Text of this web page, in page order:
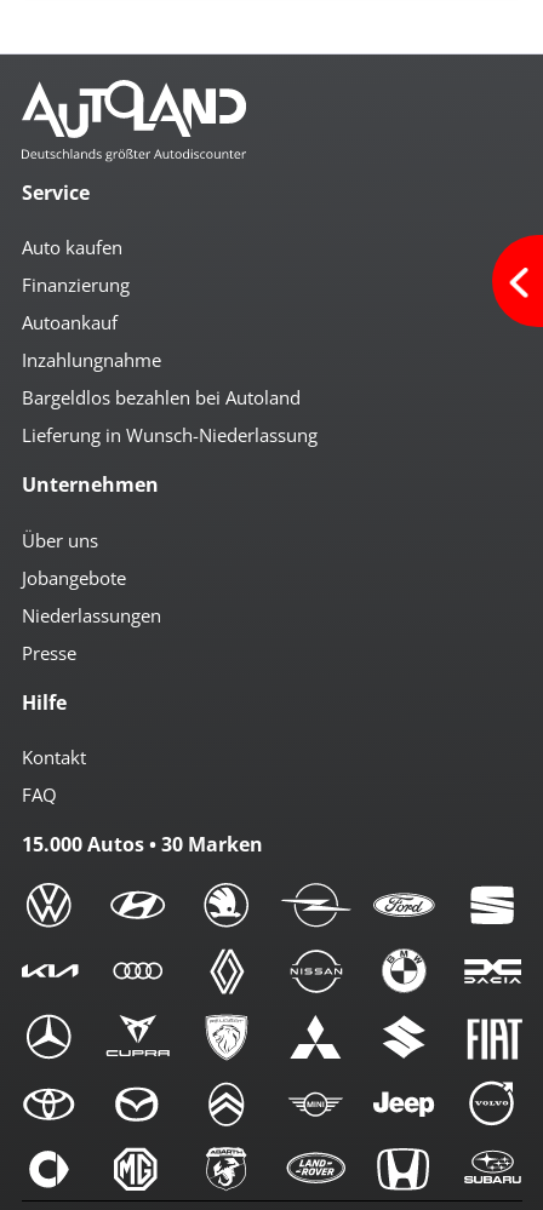
Service
Auto kaufen
Finanzierung
Autoankauf
Inzahlungnahme
Bargeldlos bezahlen bei Autoland
Lieferung in Wunsch-Niederlassung
Unternehmen
Über uns
Jobangebote
Niederlassungen
Presse
Hilfe
Kontakt
FAQ
15.000 Autos • 30 Marken